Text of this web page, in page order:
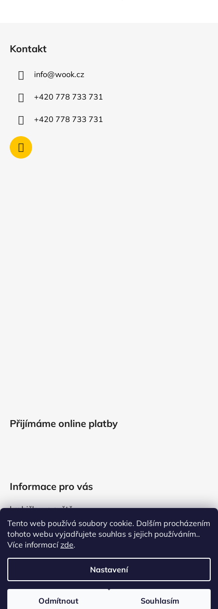
Tento web používá soubory cookie. Dalším procházením
tohoto webu vyjadřujete souhlas s jejich používáním..
Více informacízde.
Nastavení
Odmítnout Souhlasím
Kontakt
info@wook.cz
+420 778 733 731
+420 778 733 731
Přijímáme online platby
Informace pro vás
krabičky ve světě
obchodní podmínky
kontakty
Vytvořil Shoptet
Copyright 2026wook.cz
. Všechna práva vyhrazena.